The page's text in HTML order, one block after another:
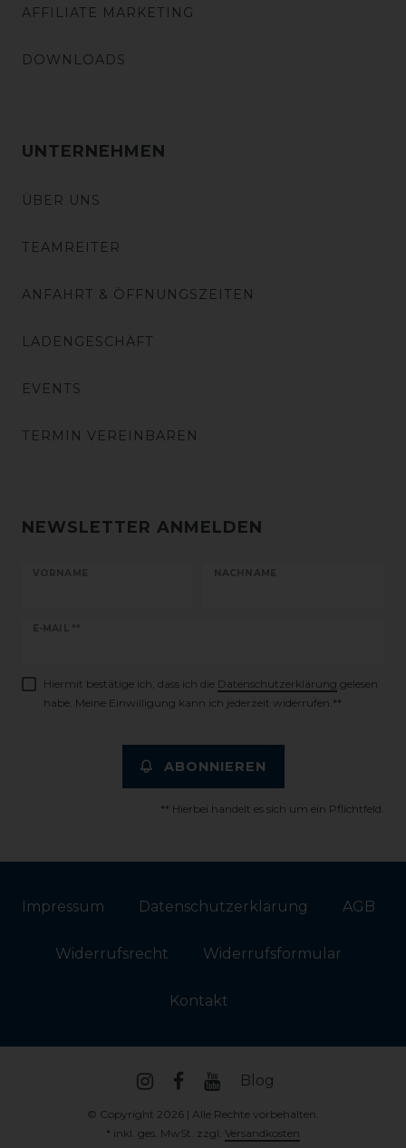
AFFILIATE MARKETING
DOWNLOADS
UNTERNEHMEN
ÜBER UNS
TEAMREITER
ANFAHRT & ÖFFNUNGSZEITEN
LADENGESCHÄFT
EVENTS
TERMIN VEREINBAREN
NEWSLETTER ANMELDEN
VORNAME NACHNAME
E-MAIL **
Newsletter
Hiermit bestätige ich, dass ich die Daten­schutz­erklärung gelesen
habe. Meine Einwilligung kann ich jederzeit widerrufen.**
ABONNIEREN
** Hierbei handelt es sich um ein Pflichtfeld.
Impressum Daten­schutz­erklärung AGB
Widerrufs­recht Widerrufs­formular
Kontakt
Blog
© Copyright 2026 | Alle Rechte vorbehalten.
* inkl. ges. MwSt. zzgl. Versandkosten